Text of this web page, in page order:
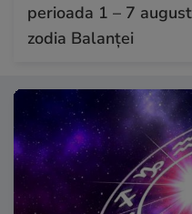
perioada 1 – 7
zodia Balanței